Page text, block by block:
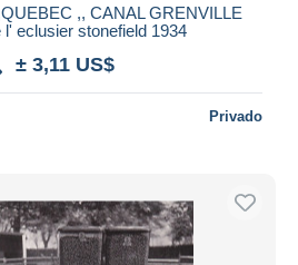
,, CANAL GRENVILLE
l' eclusier stonefield 1934
± 3,11 US$
Privado